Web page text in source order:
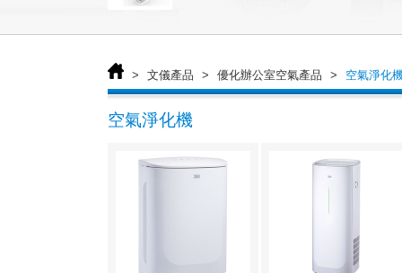
> 文儀產品 > 優化辦公室空氣產品 > 空氣淨化
空氣淨化機